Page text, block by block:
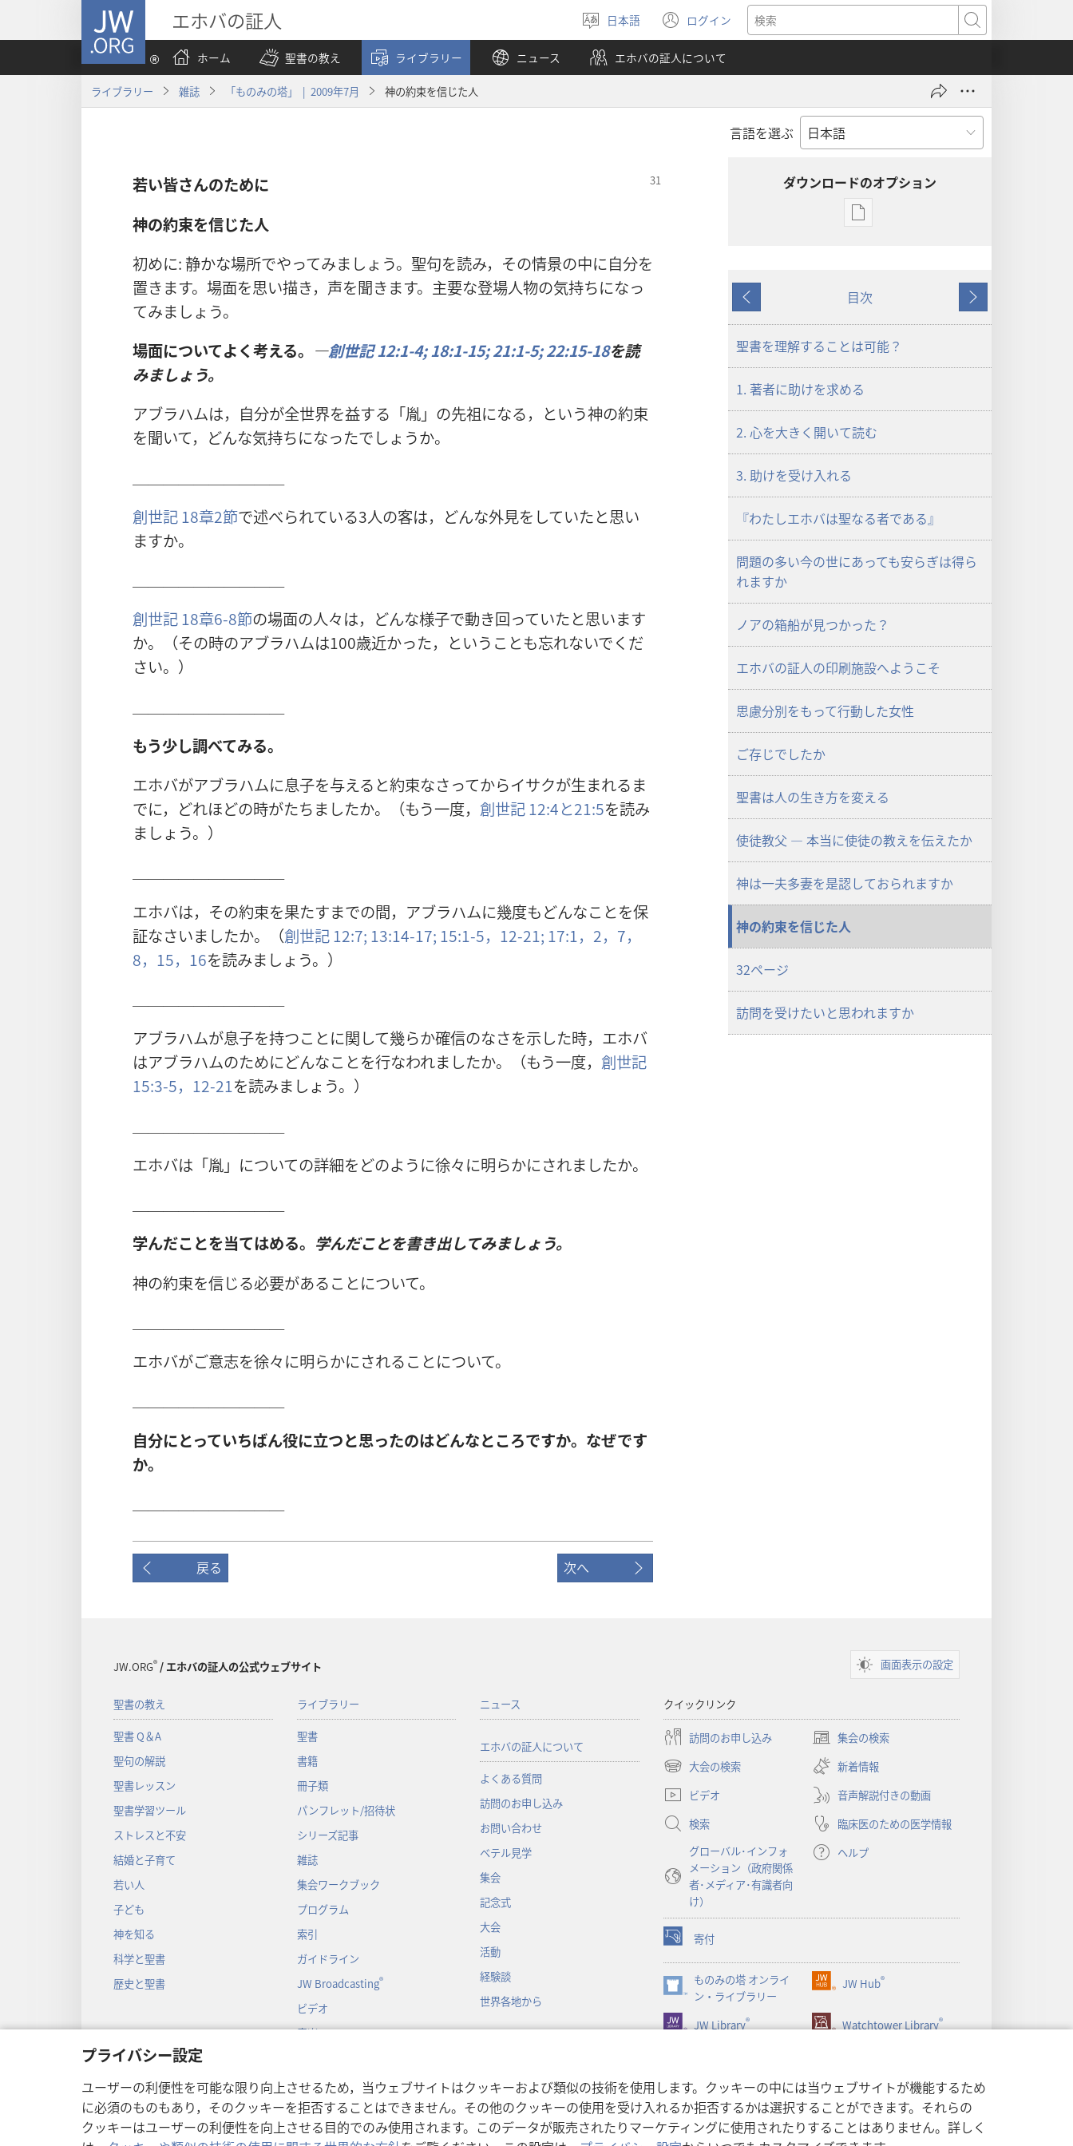
プライバシー設定
ユーザーの利便性を可能な限り向上させるため，当ウェブサイトはクッキーおよび類似の技術を使用します。クッキーの中には当ウェブサイトが機能するため
に必須のものもあり，そのクッキーを拒否することはできません。その他のクッキーの使用を受け入れるか拒否するかは選択することができます。それらの
クッキーはユーザーの利便性を向上させる目的でのみ使用されます。このデータが販売されたりマーケティングに使用されたりすることはありません。詳しく
JW.ORG エホバの証人
言
語
を
選
日本語 ログイン
（新
し
い
タ
で
検
索
ホーム
聖書の教え ライブラリー ニュース エホバの証人について
ライブラリー 雑誌 「ものみの塔」 | 2009年7月 神の約束を信じた人
言語を選ぶ
若い皆さんのために
神の約束を信じた人
初めに: 静かな場所でやってみましょう。聖句を読み，その情景の中に自分を
置きます。場面を思い描き，声を聞きます。主要な登場人物の気持ちになっ
てみましょう。
場面についてよく考える。 ―創世記 12:1-4;18:1-15;21:1-5;22:15-18を読
みましょう。
アブラハムは，自分が全世界を益する「胤」の先祖になる，という神の約束
を聞いて，どんな気持ちになったでしょうか。
創世記 18章2節で述べられている3人の客は，どんな外見をしていたと思い
ますか。
創世記 18章6-8節の場面の人々は，どんな様子で動き回っていたと思います
か。（その時のアブラハムは100歳近かった，ということも忘れないでくだ
さい。）
もう少し調べてみる。
エホバがアブラハムに息子を与えると約束なさってからイサクが生まれるま
でに，どれほどの時がたちましたか。（もう一度， 創世記 12:4と21:5を読み
ましょう。）
エホバは，その約束を果たすまでの間，アブラハムに幾度もどんなことを保
証なさいましたか。（創世記 12:7; 13:14-17; 15:1-5， 12-21; 17:1，2， 7，
8， 15，16を読みましょう。）
アブラハムが息子を持つことに関して幾らか確信のなさを示した時，エホバ
はアブラハムのためにどんなことを行なわれましたか。（もう一度， 創世記
15:3-5， 12-21を読みましょう。）
エホバは「胤」についての詳細をどのように徐々に明らかにされましたか。
学んだことを当てはめる。 学んだことを書き出してみましょう。
神の約束を信じる必要があることについて。
エホバがご意志を徐々に明らかにされることについて。
自分にとっていちばん役に立つと思ったのはどんなところですか。なぜです
か。
戻る 次へ
ダウンロードのオプション
出
ダ
ウ
ン
ド
オ
ショ
の
み
の
塔」
年
7
戻
る
目次
次
へ
聖書を理解することは可能？
1. 著者に助けを求める
2. 心を大きく開いて読む
3. 助けを受け入れる
『わたしエホバは聖なる者である』
問題の多い今の世にあっても安らぎは得ら
れますか
ノアの箱船が見つかった？
エホバの証人の印刷施設へようこそ
思慮分別をもって行動した女性
ご存じでしたか
聖書は人の生き方を変える
使徒教父 ― 本当に使徒の教えを伝えたか
神は一夫多妻を是認しておられますか
神の約束を信じた人
32ページ
訪問を受けたいと思われますか
JW.ORG®/ エホバの証人の公式ウェブサイト 画面表示の設定
聖書の教え
聖書 Q＆A
聖句の解説
聖書レッスン
聖書学習ツール
ストレスと不安
結婚と子育て
若い人
子ども
神を知る
科学と聖書
歴史と聖書
ライブラリー
聖書
書籍
冊子類
パンフレット/招待状
シリーズ記事
雑誌
集会ワークブック
プログラム
索引
ガイドライン
JW Broadcasting®
ビデオ
音楽
劇形式の聖書朗読
ニュース
エホバの証人について
よくある質問
訪問のお申し込み
お問い合わせ
ベテル見学
集会
記念式
大会
活動
経験談
世界各地から
クイックリンク
訪問のお申し込み 集会の検索
（新
し
い
タ
ブ
で
開
く）
大会の検索
（新
し
タ
開
新着情報
ビデオ
音声解説付きの動画
検索
臨床医のための医学情報
グローバル･インフォ
メーション（政府関係
者･メディア･有識者向
け）
ヘルプ
寄付
（新
し
い
タ
ブ
で
ものみの塔 オンライ
ン・ライブラリー
（新
し
い
で
開
く）
JW Hub®
（新
い
開
く）
JW Library® Watchtower Library®